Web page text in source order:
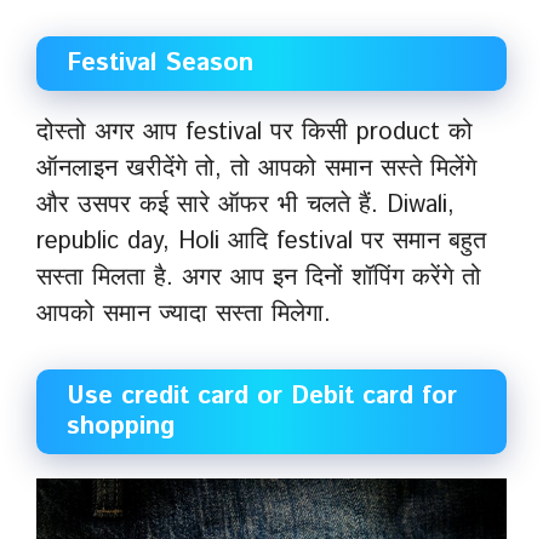
Festival Season
दोस्तो अगर आप festival पर किसी product को
ऑनलाइन खरीदेंगे तो, तो आपको समान सस्ते मिलेंगे
और उसपर कई सारे ऑफर भी चलते हैं. Diwali,
republic day, Holi आदि festival पर समान बहुत
सस्ता मिलता है. अगर आप इन दिनों शॉपिंग करेंगे तो
आपको समान ज्यादा सस्ता मिलेगा.
Use credit card or Debit card for
shopping